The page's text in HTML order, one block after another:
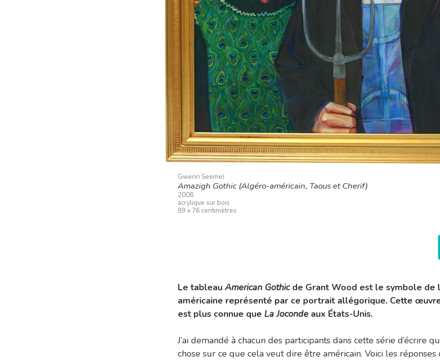
Gwenn Seemel
Amazigh Gothic (Algéro-américain, Taous et Cherif)
2008
acrylique sur bois
89 x 76 centimètres
Le tableau American Gothicde Grant Wood est le symbole de
américaine représenté par ce portrait allégorique. Cette
est plus connue que La Jocondeaux États-Unis.
J’ai demandé à chacun des participants dans cette série d’écrire
chose sur ce que cela veut dire être américain. Voici les réponses